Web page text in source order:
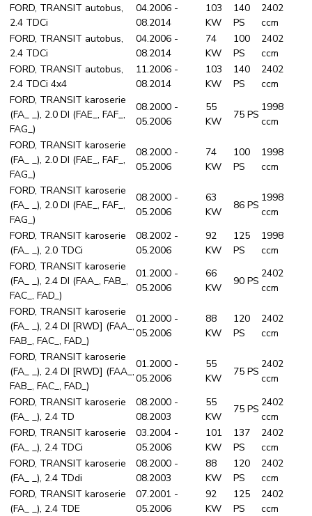
FORD, TRANSIT autobus,
2.4 TDCi
04.2006 -
08.2014
103
KW
140
PS
2402
ccm
FORD, TRANSIT autobus,
2.4 TDCi
04.2006 -
08.2014
74
KW
100
PS
2402
ccm
FORD, TRANSIT autobus,
2.4 TDCi 4x4
11.2006 -
08.2014
103
KW
140
PS
2402
ccm
FORD, TRANSIT karoserie
(FA_ _), 2.0 DI (FAE_, FAF_,
FAG_)
08.2000 -
05.2006
55
KW
75 PS
1998
ccm
FORD, TRANSIT karoserie
(FA_ _), 2.0 DI (FAE_, FAF_,
FAG_)
08.2000 -
05.2006
74
KW
100
PS
1998
ccm
FORD, TRANSIT karoserie
(FA_ _), 2.0 DI (FAE_, FAF_,
FAG_)
08.2000 -
05.2006
63
KW
86 PS
1998
ccm
FORD, TRANSIT karoserie
(FA_ _), 2.0 TDCi
08.2002 -
05.2006
92
KW
125
PS
1998
ccm
FORD, TRANSIT karoserie
(FA_ _), 2.4 DI (FAA_, FAB_,
FAC_, FAD_)
01.2000 -
05.2006
66
KW
90 PS
2402
ccm
FORD, TRANSIT karoserie
(FA_ _), 2.4 DI [RWD] (FAA_,
FAB_, FAC_, FAD_)
01.2000 -
05.2006
88
KW
120
PS
2402
ccm
FORD, TRANSIT karoserie
(FA_ _), 2.4 DI [RWD] (FAA_,
FAB_, FAC_, FAD_)
01.2000 -
05.2006
55
KW
75 PS
2402
ccm
FORD, TRANSIT karoserie
(FA_ _), 2.4 TD
08.2000 -
08.2003
55
KW
75 PS
2402
ccm
FORD, TRANSIT karoserie
(FA_ _), 2.4 TDCi
03.2004 -
05.2006
101
KW
137
PS
2402
ccm
FORD, TRANSIT karoserie
(FA_ _), 2.4 TDdi
08.2000 -
08.2003
88
KW
120
PS
2402
ccm
FORD, TRANSIT karoserie
(FA_ _), 2.4 TDE
07.2001 -
05.2006
92
KW
125
PS
2402
ccm